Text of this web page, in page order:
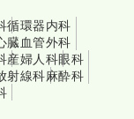
循環器内科
臓血管外科
産婦人科眼科
射線科麻酔科